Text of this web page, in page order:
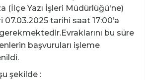
(İlçe Yazı İşleri Müdürlüğü'ne)
07.03.2025 tarihi saat 17:00’a
bu süre
başvuruları işleme
şekilde :